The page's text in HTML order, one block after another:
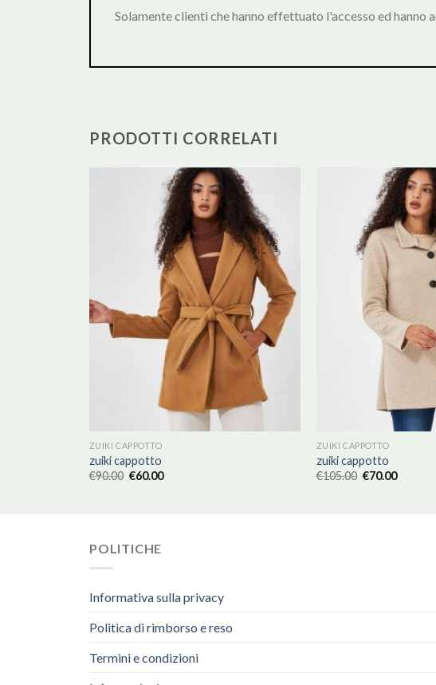
Solamente clienti che hanno effettuato l'accesso ed
PRODOTTI CORRELATI
ZUIKI CAPPOTTO
zuiki cappotto
€90.00 €60.00
ZUIKI CAPPOTTO
zuiki cappotto
€105.00 €70.00
POLITICHE
Informativa sulla privacy
Politica di rimborso e reso
Termini e condizioni